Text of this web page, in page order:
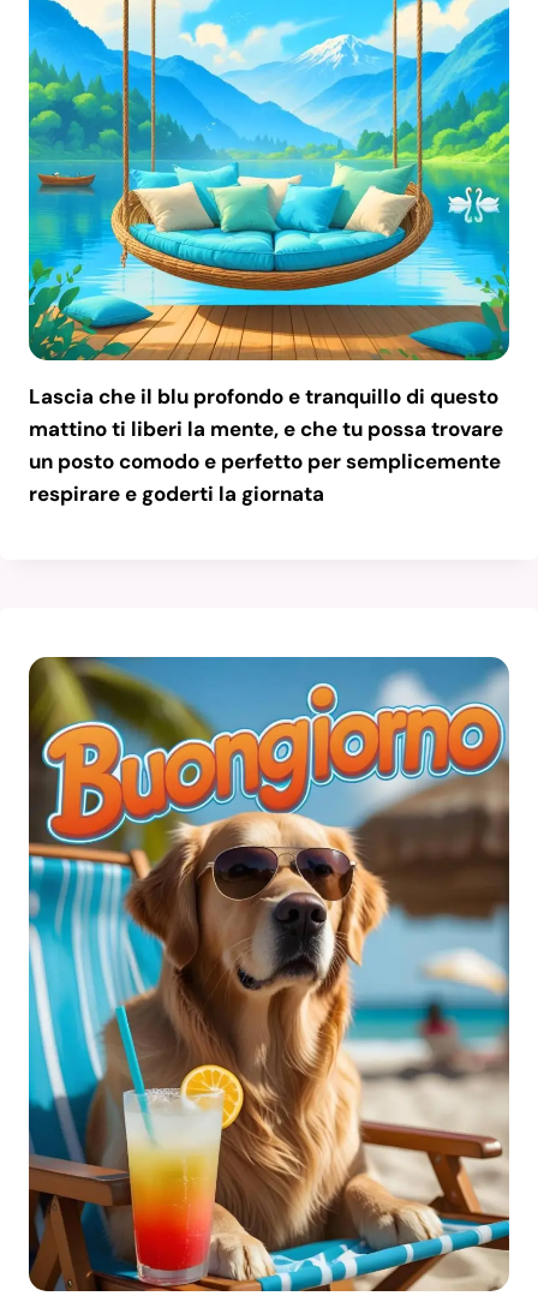
Lascia che il blu profondo e tranquillo di questo
mattino ti liberi la mente, e che tu possa trovare
un posto comodo e perfetto per semplicemente
respirare e goderti la giornata